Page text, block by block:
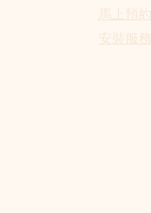
馬上預約
​安裝服務